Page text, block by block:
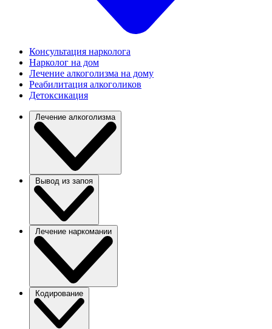
Консультация нарколога
Нарколог на дом
Лечение алкоголизма на дому
Реабилитация алкоголиков
Детоксикация
Лечение алкоголизма
Вывод из запоя
Лечение наркомании
Кодирование